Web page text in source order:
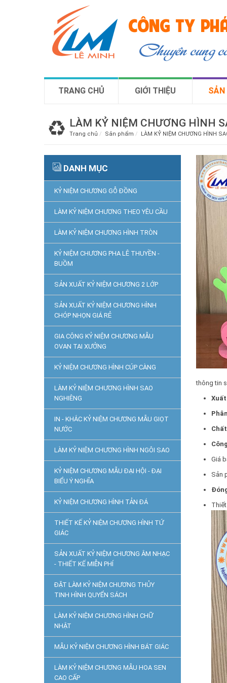
CÔNG TY
Chuyên cung
TRANG CHỦ GIỚI THIỆU SẢN
LÀM KỶ NIỆM CHƯƠNG HÌNH
Trang chủ Sản phẩm LÀM KỶ NIỆM CHƯƠNG HÌNH
DANH MỤC
KỶ NIỆM CHƯƠNG GỖ ĐỒNG
LÀM KỶ NIỆM CHƯƠNG THEO YÊU CẦU
LÀM KỶ NIỆM CHƯƠNG HÌNH TRÒN
KỶ NIỆM CHƯƠNG PHA LÊ THUYỀN -
BUỒM
SẢN XUẤT KỶ NIỆM CHƯƠNG 2 LỚP
SẢN XUẤT KỶ NIỆM CHƯƠNG HÌNH
CHÓP NHỌN GIÁ RẺ
GIA CÔNG KỶ NIỆM CHƯƠNG MẪU
OVAN TẠI XƯỞNG
KỶ NIỆM CHƯƠNG HÌNH CÚP CÀNG
LÀM KỶ NIỆM CHƯƠNG HÌNH SAO
NGHIÊNG
IN - KHẮC KỶ NIỆM CHƯƠNG MẪU GIỌT
NƯỚC
LÀM KỶ NIỆM CHƯƠNG HÌNH NGÔI SAO
KỶ NIỆM CHƯƠNG MẪU ĐẠI HỘI - ĐẠI
BIỂU Ý NGHĨA
KỶ NIỆM CHƯƠNG HÌNH TẢN ĐÁ
THIẾT KẾ KỶ NIỆM CHƯƠNG HÌNH TỨ
GIÁC
SẢN XUẤT KỶ NIỆM CHƯƠNG ÂM NHẠC
- THIẾT KẾ MIỄN PHÍ
ĐẶT LÀM KỶ NIỆM CHƯƠNG THỦY
TINH HÌNH QUYỂN SÁCH
LÀM KỶ NIỆM CHƯƠNG HÌNH CHỮ
NHẬT
MẪU KỶ NIỆM CHƯƠNG HÌNH BÁT GIÁC
LÀM KỶ NIỆM CHƯƠNG MẪU HOA SEN
CAO CẤP
thông tin
Giá
Sản